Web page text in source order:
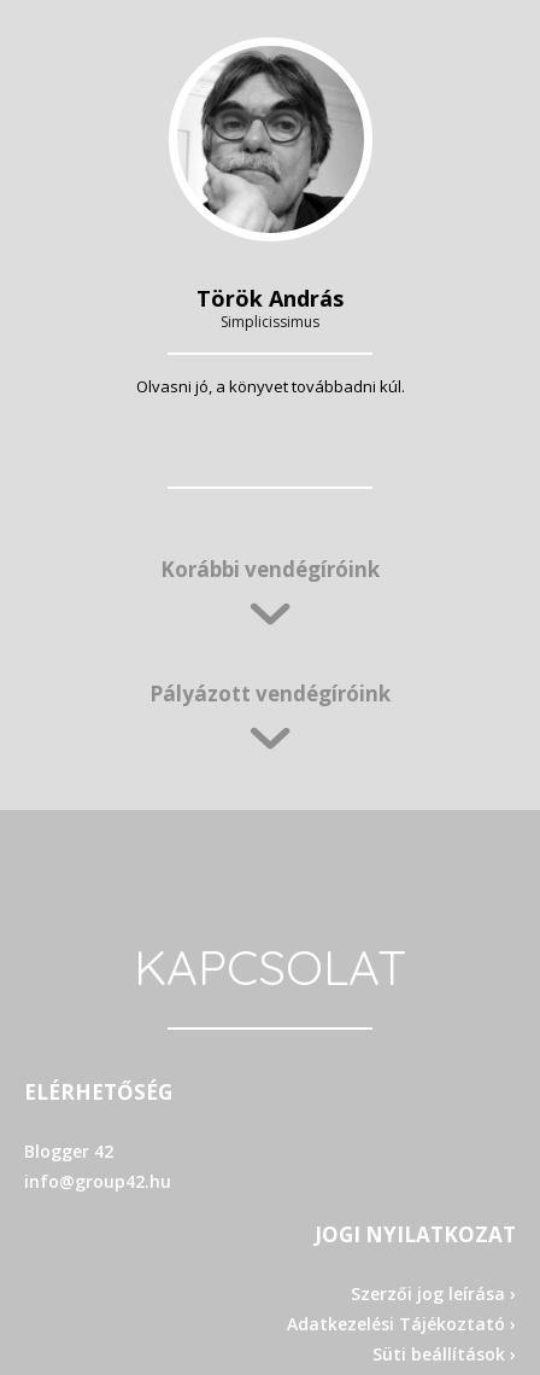
Török András
Simplicissimus
Olvasni jó, a könyvet továbbadni kúl.
Korábbi vendégíróink
Pályázott vendégíróink
KAPCSOLAT
ELÉRHETŐSÉG
Blogger 42
info@group42.hu
JOGI NYILATKOZAT
Szerzői jog leírása ›
Adatkezelési Tájékoztató ›
Süti beállítások ›